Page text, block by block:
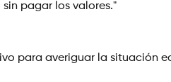
pagar los valores."
para averiguar la situación